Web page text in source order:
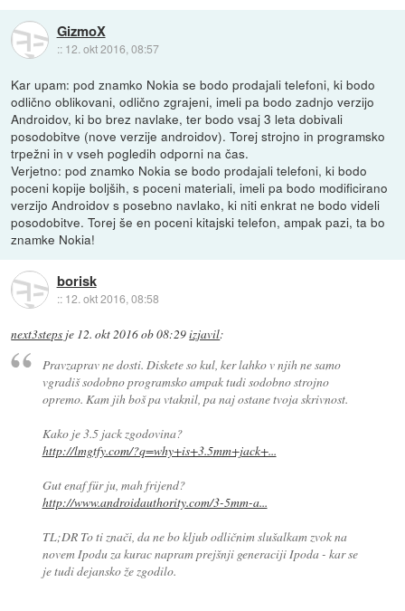
GizmoX
:: 12. okt 2016, 08:57
Kar upam: pod znamko Nokia se bodo prodajali telefoni, ki bodo
odlično oblikovani, odlično zgrajeni, imeli pa bodo zadnjo verzijo
Androidov, ki bo brez navlake, ter bodo vsaj 3 leta dobivali
posodobitve (nove verzije androidov). Torej strojno in programsko
trpežni in v vseh pogledih odporni na čas.
Verjetno: pod znamko Nokia se bodo prodajali telefoni, ki bodo
poceni kopije boljših, s poceni materiali, imeli pa bodo modificirano
verzijo Androidov s posebno navlako, ki niti enkrat ne bodo videli
posodobitve. Torej še en poceni kitajski telefon, ampak pazi, ta bo
znamke Nokia!
borisk
:: 12. okt 2016, 08:58
next3steps je 12. okt 2016 ob 08:29izjavil:
Pravzaprav ne dosti. Diskete so kul, ker lahko v njih ne samo
vgradiš sodobno programsko ampak tudi sodobno strojno
opremo. Kam jih boš pa vtaknil, pa naj ostane tvoja skrivnost.
Kako je 3.5 jack zgodovina?
http://lmgtfy.com/?q=why+is+3.5mm+jack+...
Gut enaf für ju, mah frijend?
http://www.androidauthority.com/3-5mm-a...
TL;DR To ti znači, da ne bo kljub odličnim slušalkam zvok na
novem Ipodu za kurac napram prejšnji generaciji Ipoda - kar se
je tudi dejansko že zgodilo.